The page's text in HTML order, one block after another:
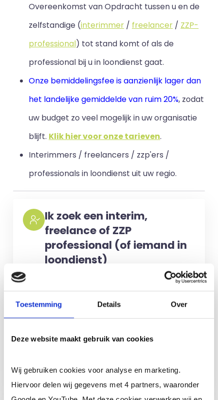
Toestemming Details Over
Deze website maakt gebruik van cookies
Wij gebruiken cookies voor analyse en marketing.
Hiervoor delen wij gegevens met 4 partners, waaronder
Overeenkomst van Opdracht tussen u en de
zelfstandige (interimmer / freelancer / ZZP-
professional) tot stand komt of als de
professional bij u in loondienst gaat.
Onze bemiddelingsfee is aanzienlijk lager dan
het landelijke gemiddelde van ruim 20%, zodat
uw budget zo veel mogelijk in uw organisatie
blijft. Klik hier voor onze tarieven.
Interimmers / freelancers / zzp'ers /
professionals in loondienst uit uw regio.
Ik zoek een interim,
freelance of ZZP
professional (of iemand in
loondienst)
Voor het selecteren van de juiste
kandidaten berekenen wij geen kosten.
No match? No pay!
Kosten worden
voor u aan de slag gaat.
Meer informatie